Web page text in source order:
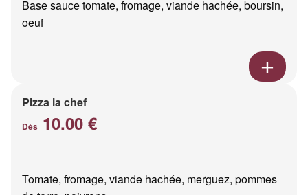
Base sauce tomate, fromage, viande hachée, boursin,
oeuf
Pizza la chef
Dès 10.00 €
Tomate, fromage, viande hachée, merguez, pommes